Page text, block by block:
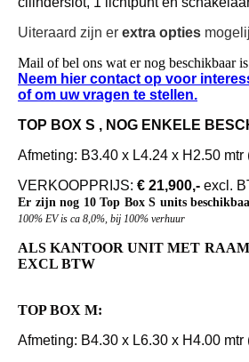
Uiteraard zijn er extra opties
Mail of bel ons wat er nog beschikbaar
Neem hier contact op voor
of om uw vragen te stellen.
TOP BOX S , NOG ENKELE
Afmeting: B3.40 x L4.24 x H2.50 mtr
VERKOOPPRIJS: € 21,900,- excl.
Er zijn nog 10 Top Box S units
100% EV is ca 8,0%, bij 100% verhuur
ALS KANTOOR UNIT MET RAAM
EXCL BTW
TOP BOX M:
Afmeting: B4.30 x L6.30 x H4.00 mtr